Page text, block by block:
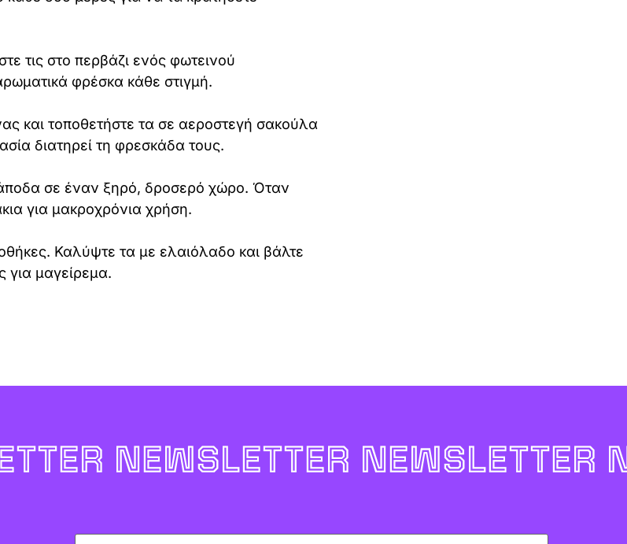
τις στο περβάζι ενός φωτεινού
φρέσκα κάθε στιγμή.
και τοποθετήστε τα σε αεροστεγή σακούλα
διατηρεί τη φρεσκάδα τους.
σε έναν ξηρό, δροσερό χώρο. Όταν
για μακροχρόνια χρήση.
Καλύψτε τα με ελαιόλαδο και βάλτε
για μαγείρεμα.
NEWSLETTER NEWSLETTER